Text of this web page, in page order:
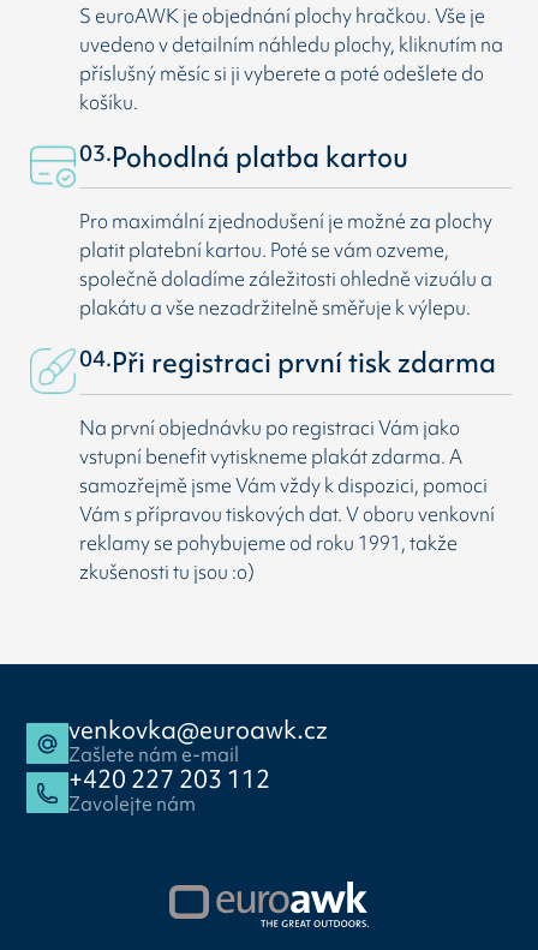
S euroAWK je objednání plochy hračkou. Vše je
uvedeno v detailním náhledu plochy, kliknutím na
příslušný měsíc si ji vyberete a poté odešlete do
košíku.
03.Pohodlná platba kartou
Pro maximální zjednodušení je možné za plochy
platit platební kartou. Poté se vám ozveme,
společně doladíme záležitosti ohledně vizuálu a
plakátu a vše nezadržitelně směřuje k výlepu.
04.Při registraci první tisk zdarma
Na první objednávku po registraci Vám jako
vstupní benefit vytiskneme plakát zdarma. A
samozřejmě jsme Vám vždy k dispozici, pomoci
Vám s přípravou tiskových dat. V oboru venkovní
reklamy se pohybujeme od roku 1991, takže
zkušenosti tu jsou :o)
venkovka@euroawk.cz
Zašlete nám e-mail
+420 227 203 112
Zavolejte nám